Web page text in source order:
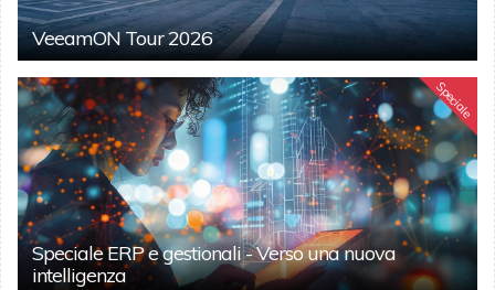
VeeamON Tour 2026
Speciale
Speciale ERP e gestionali - Verso una nuova
intelligenza